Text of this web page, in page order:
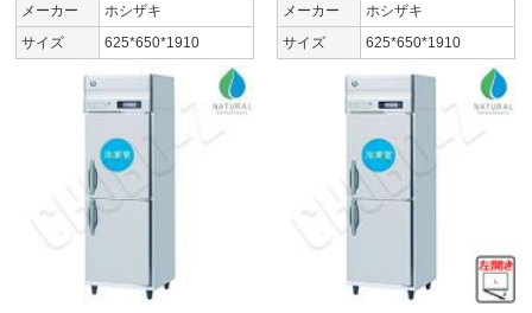
メーカー
ホシザキ
サイズ
625*650*1910
メーカー
ホシザキ
サイズ
625*650*1910